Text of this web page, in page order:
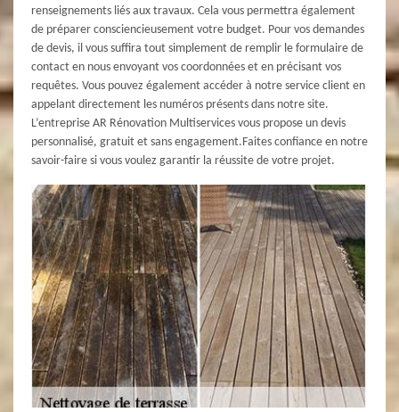
renseignements liés aux travaux. Cela vous permettra également
de préparer consciencieusement votre budget. Pour vos demandes
de devis, il vous suffira tout simplement de remplir le formulaire de
contact en nous envoyant vos coordonnées et en précisant vos
requêtes. Vous pouvez également accéder à notre service client en
appelant directement les numéros présents dans notre site.
L’entreprise AR Rénovation Multiservices vous propose un devis
personnalisé, gratuit et sans engagement.Faites confiance en notre
savoir-faire si vous voulez garantir la réussite de votre projet.